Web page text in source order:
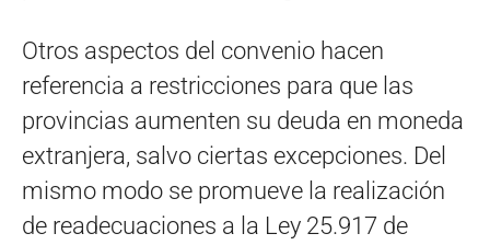
Otros aspectos del convenio hacen
referencia a restricciones para que las
provincias aumenten su deuda en moneda
extranjera, salvo ciertas excepciones. Del
mismo modo se promueve la realización
de readecuaciones a la Ley 25.917 de